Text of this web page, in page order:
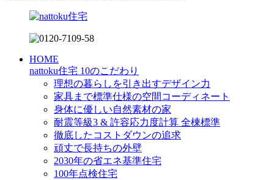
HOME
nattoku住宅 10のこだわり
理想の暮らしを引き出すデザイン力
家具まで標準仕様の空間コーディネート
身体に優しい自然素材の家
耐震等級3 & 許容応力度計算 全棟標準
徹底したコストダウンの追求
頑丈で長持ちの外壁
2030年の省エネ基準住宅
100年点検住宅